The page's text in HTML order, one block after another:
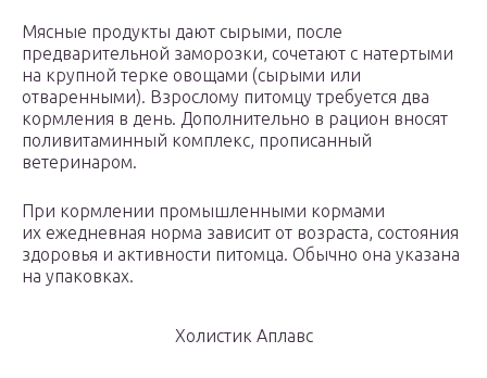
Мясные продукты дают сырыми, после
предварительной заморозки, сочетают с натертыми
на крупной терке овощами (сырыми или
отваренными). Взрослому питомцу требуется два
кормления в день. Дополнительно в рацион вносят
поливитаминный комплекс, прописанный
ветеринаром.
При кормлении промышленными кормами
их ежедневная норма зависит от возраста, состояния
здоровья и активности питомца. Обычно она указана
на упаковках.
Холистик Аплавс